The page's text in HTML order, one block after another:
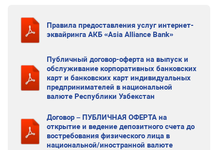
Правила предоставления услуг интернет-
эквайринга АКБ «Asia Alliance Bank»
Публичный договор-оферта на выпуск и
обслуживание корпоративных банковских
карт и банковских карт индивидуальных
предпринимателей в национальной
валюте Республики Узбекстан
Договор – ПУБЛИЧНАЯ ОФЕРТА на
открытие и ведение депозитного счета до
востребования физического лица в
национальной/иностранной валюте